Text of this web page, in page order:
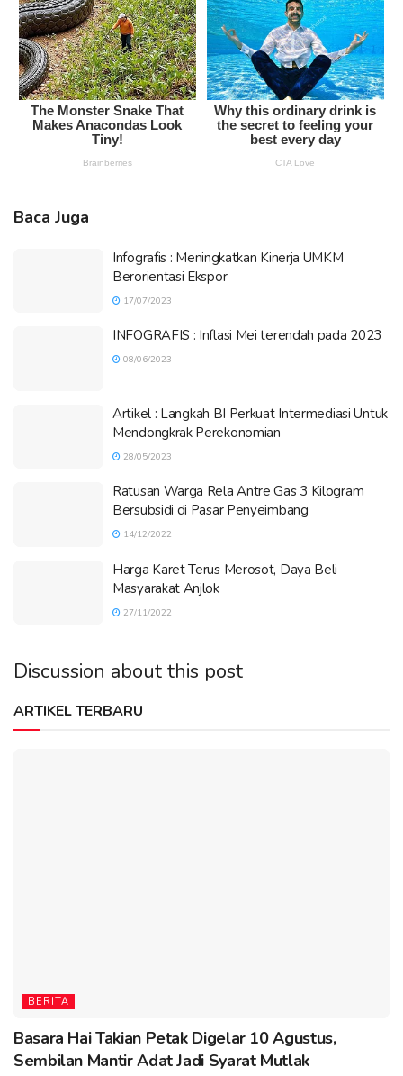
Baca Juga
Infografis : Meningkatkan Kinerja UMKM
Berorientasi Ekspor
17/07/2023
INFOGRAFIS : Inflasi Mei terendah pada 2023
08/06/2023
Artikel : Langkah BI Perkuat Intermediasi Untuk
Mendongkrak Perekonomian
28/05/2023
Ratusan Warga Rela Antre Gas 3 Kilogram
Bersubsidi di Pasar Penyeimbang
14/12/2022
Harga Karet Terus Merosot, Daya Beli
Masyarakat Anjlok
27/11/2022
Discussion about this post
ARTIKEL TERBARU
BERITA
Basara Hai Takian Petak Digelar 10 Agustus,
Sembilan Mantir Adat Jadi Syarat Mutlak